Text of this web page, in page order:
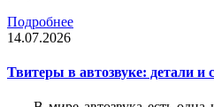
Подробнее
14.07.2026
Твитеры в автозвуке: детали и